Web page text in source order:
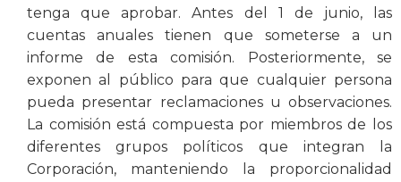
tenga que aprobar. Antes del 1 de junio, las
cuentas anuales tienen que someterse a un
informe de esta comisión. Posteriormente, se
exponen al público para que cualquier persona
pueda presentar reclamaciones u observaciones.
La comisión está compuesta por miembros de los
diferentes grupos políticos que integran la
Corporación, manteniendo la proporcionalidad